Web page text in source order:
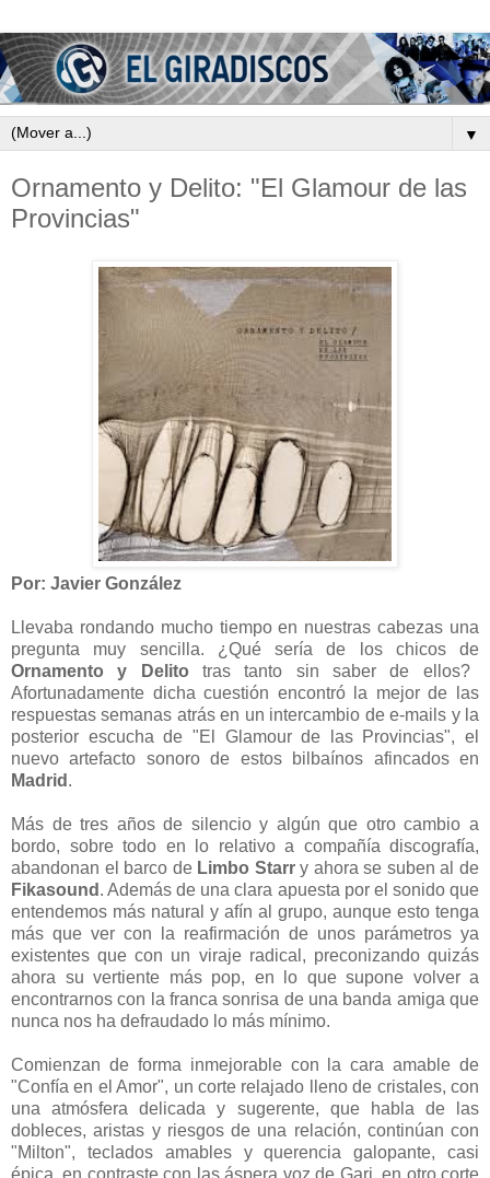
▼
Ornamento y Delito: "El Glamour de las
Provincias"
Por: Javier González
Llevaba rondando mucho tiempo en nuestras cabezas una
pregunta muy sencilla. ¿Qué sería de los chicos de
Ornamento y Delito tras tanto sin saber de ellos?
Afortunadamente dicha cuestión encontró la mejor de las
respuestas semanas atrás en un intercambio de e-mails y la
posterior escucha de "El Glamour de las Provincias", el
nuevo artefacto sonoro de estos bilbaínos afincados en
Madrid .
Más de tres años de silencio y algún que otro cambio a
bordo, sobre todo en lo relativo a compañía discografía,
abandonan el barco de Limbo Starry ahora se suben al de
Fikasound . Además de una clara apuesta por el sonido que
entendemos más natural y afín al grupo, aunque esto tenga
más que ver con la reafirmación de unos parámetros ya
existentes que con un viraje radical, preconizando quizás
ahora su vertiente más pop, en lo que supone volver a
encontrarnos con la franca sonrisa de una banda amiga que
nunca nos ha defraudado lo más mínimo.
Comienzan de forma inmejorable con la cara amable de
"Confía en el Amor", un corte relajado lleno de cristales, con
una atmósfera delicada y sugerente, que habla de las
dobleces, aristas y riesgos de una relación, continúan con
"Milton", teclados amables y querencia galopante, casi
épica, en contraste con las áspera voz de Gari, en otro corte